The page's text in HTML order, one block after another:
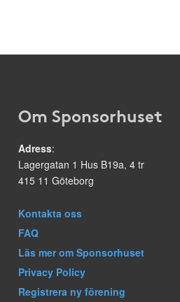
Om Sponsorhuset
Adress:
Lagergatan 1 Hus B19a, 4 tr
415 11 Göteborg
Kontakta oss
FAQ
Läs mer om Sponsorhuset
Privacy Policy
Registrera ny förening